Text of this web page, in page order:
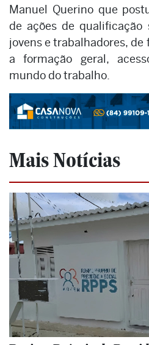
Manuel Querino que
de ações de qualificação
jovens e trabalhadores,
a formação geral,
mundo do trabalho.
Mais Notícias